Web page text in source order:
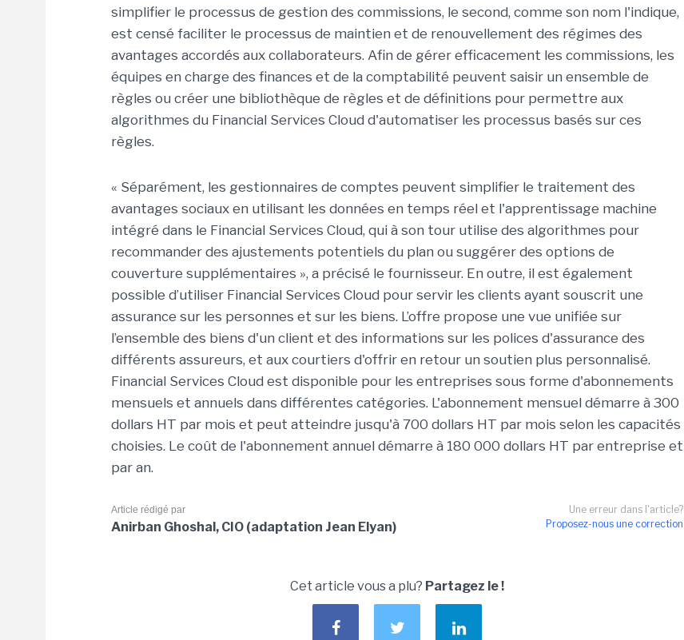
simplifier le processus de gestion des commissions, le second, comme son nom l'indique,
est censé faciliter le processus de maintien et de renouvellement des régimes des
avantages accordés aux collaborateurs. Afin de gérer efficacement les commissions, les
équipes en charge des finances et de la comptabilité peuvent saisir un ensemble de
règles ou créer une bibliothèque de règles et de définitions pour permettre aux
algorithmes du Financial Services Cloud d'automatiser les processus basés sur ces
règles.
« Séparément, les gestionnaires de comptes peuvent simplifier le traitement des
avantages sociaux en utilisant les données en temps réel et l'apprentissage machine
intégré dans le Financial Services Cloud, qui à son tour utilise des algorithmes pour
recommander des ajustements potentiels du plan ou suggérer des options de
couverture supplémentaires », a précisé le fournisseur. En outre, il est également
possible d’utiliser Financial Services Cloud pour servir les clients ayant souscrit une
assurance sur les personnes et sur les biens. L’offre propose une vue unifiée sur
l’ensemble des biens d'un client et des informations sur les polices d'assurance des
différents assureurs, et aux courtiers d'offrir en retour un soutien plus personnalisé.
Financial Services Cloud est disponible pour les entreprises sous forme d'abonnements
mensuels et annuels dans différentes catégories. L'abonnement mensuel démarre à 300
dollars HT par mois et peut atteindre jusqu'à 700 dollars HT par mois selon les capacités
choisies. Le coût de l'abonnement annuel démarre à 180 000 dollars HT par entreprise et
par an.
Une erreur dans l'article?
Proposez-nous une correction
Article rédigé par
Anirban Ghoshal, CIO (adaptation Jean Elyan)
Cet article vous a plu? Partagez le !